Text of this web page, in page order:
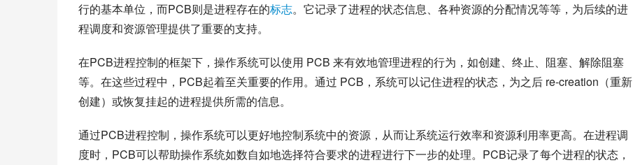
行的基本单位，而PCB则是进程存在的标志。它记录了进程的状态信息、各种资源的分配情况等等，为后续的进
程调度和资源管理提供了重要的支持。
在PCB进程控制的框架下，操作系统可以使用 PCB 来有效地管理进程的行为，如创建、终止、阻塞、解除阻塞
等。在这些过程中，PCB起着至关重要的作用。通过 PCB，系统可以记住进程的状态，为之后 re-creation（重新
创建）或恢复挂起的进程提供所需的信息。
通过PCB进程控制，操作系统可以更好地控制系统中的资源，从而让系统运行效率和资源利用率更高。在进程调
度时，PCB可以帮助操作系统如数自如地选择符合要求的进程进行下一步的处理。PCB记录了每个进程的状态，